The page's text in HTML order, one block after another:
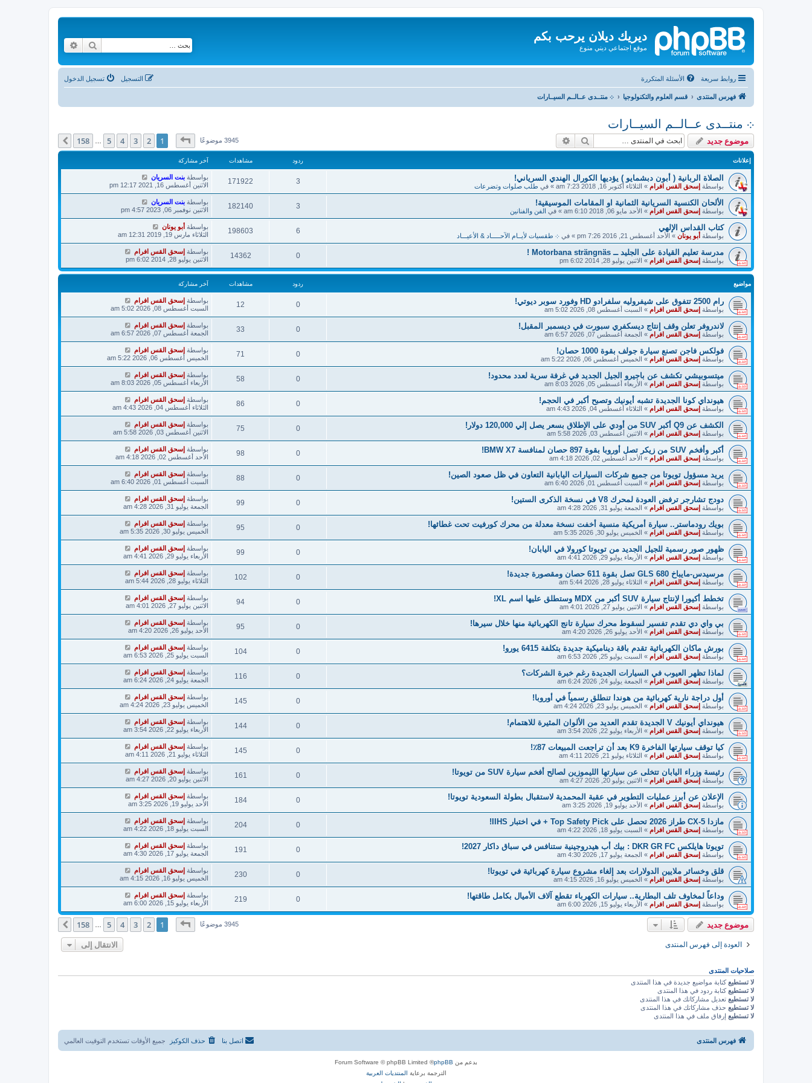
ديريك ديلان يرحب بكم
موقع اجتماعي ديني منوع بحث
روابط سريعة الأسئلة المتكررة تسجيل الدخول التسجيل
فهرس المنتدى قسم العلوم والتكنولوجيا ܀ منتــدى عــالــم السيــارات
܀ منتــدى عــالــم السيــارات
موضوع جديد بحث 3945 موضوعًاصفحة1من 158
1
2
3
4
5
158 التالي
إعلانات ردود مشاهدات آخر مشاركة
الصلاة الربانية ( أبون دبشمايو ) يؤديها الكورال الهندي السرياني!
بواسطة إسحق القس افرام » الثلاثاء أكتوبر 16, 2018 7:23 am » في طلب صلوات وتضرعات
3
171922 بواسطة بنت السريان
الاثنين أغسطس 16, 2021 12:17 pm
الألحان الكنسية السريانية الثمانية او المقامات الموسيقية!
بواسطة إسحق القس افرام » الأحد مايو 06, 2018 6:10 am » في الفن والفنانين
3
182140 بواسطة بنت السريان
الاثنين نوفمبر 06, 2023 4:57 pm
كتاب القداس الإلهي
بواسطة أبو يونان » الأحد أغسطس 21, 2016 7:26 pm » في ܀ طقسيات لأيــام الآحـــــاد & الأعيـــاد
6
198603 بواسطة أبو يونان
الثلاثاء مارس 19, 2019 12:31 am
مدرسة تعليم القيادة على الجليد ــ Motorbana strängnäs !
بواسطة إسحق القس افرام » الاثنين يوليو 28, 2014 6:02 pm
0
14362 بواسطة إسحق القس افرام
الاثنين يوليو 28, 2014 6:02 pm
مواضيع ردود مشاهدات آخر مشاركة
رام 2500 تتفوق على شيفروليه سلفرادو HD وفورد سوبر ديوتي!
بواسطة إسحق القس افرام » السبت أغسطس 08, 2026 5:02 am
0
12 بواسطة إسحق القس افرام
السبت أغسطس 08, 2026 5:02 am
لاندروفر تعلن وقف إنتاج ديسكفري سبورت في ديسمبر المقبل!
بواسطة إسحق القس افرام » الجمعة أغسطس 07, 2026 6:57 am
0
33 بواسطة إسحق القس افرام
الجمعة أغسطس 07, 2026 6:57 am
فولكس فاجن تصنع سيارة جولف بقوة 1000 حصان!
بواسطة إسحق القس افرام » الخميس أغسطس 06, 2026 5:22 am
0
71 بواسطة إسحق القس افرام
الخميس أغسطس 06, 2026 5:22 am
ميتسوبيشي تكشف عن باجيرو الجيل الجديد في غرفة سرية لعدد محدود!
بواسطة إسحق القس افرام » الأربعاء أغسطس 05, 2026 8:03 am
0
58 بواسطة إسحق القس افرام
الأربعاء أغسطس 05, 2026 8:03 am
هيونداي كونا الجديدة تشبه أيونيك وتصبح أكبر في الحجم!
بواسطة إسحق القس افرام » الثلاثاء أغسطس 04, 2026 4:43 am
0
86 بواسطة إسحق القس افرام
الثلاثاء أغسطس 04, 2026 4:43 am
الكشف عن Q9 أكبر SUV من أودي على الإطلاق بسعر يصل إلي 120,000 دولار!
بواسطة إسحق القس افرام » الاثنين أغسطس 03, 2026 5:58 am
0
75 بواسطة إسحق القس افرام
الاثنين أغسطس 03, 2026 5:58 am
أكبر وأفخم SUV من زيكر تصل أوروبا بقوة 897 حصان لمنافسة BMW X7!
بواسطة إسحق القس افرام » الأحد أغسطس 02, 2026 4:18 am
0
98 بواسطة إسحق القس افرام
الأحد أغسطس 02, 2026 4:18 am
يريد مسؤول تويوتا من جميع شركات السيارات اليابانية التعاون في ظل صعود الصين!
بواسطة إسحق القس افرام » السبت أغسطس 01, 2026 6:40 am
0
88 بواسطة إسحق القس افرام
السبت أغسطس 01, 2026 6:40 am
دودج تشارجر ترفض العودة لمحرك V8 في نسخة الذكرى الستين!
بواسطة إسحق القس افرام » الجمعة يوليو 31, 2026 4:28 am
0
99 بواسطة إسحق القس افرام
الجمعة يوليو 31, 2026 4:28 am
بويك رودماستر.. سيارة أمريكية منسية أخفت نسخة معدلة من محرك كورفيت تحت غطائها!
بواسطة إسحق القس افرام » الخميس يوليو 30, 2026 5:35 am
0
95 بواسطة إسحق القس افرام
الخميس يوليو 30, 2026 5:35 am
ظهور صور رسمية للجيل الجديد من تويوتا كورولا في اليابان!
بواسطة إسحق القس افرام » الأربعاء يوليو 29, 2026 4:41 am
0
99 بواسطة إسحق القس افرام
الأربعاء يوليو 29, 2026 4:41 am
مرسيدس-مايباخ GLS 680 تصل بقوة 611 حصان ومقصورة جديدة!
بواسطة إسحق القس افرام » الثلاثاء يوليو 28, 2026 5:44 am
0
102 بواسطة إسحق القس افرام
الثلاثاء يوليو 28, 2026 5:44 am
تخطط أكيورا لإنتاج سيارة SUV أكبر من MDX وستطلق عليها اسم XL!
بواسطة إسحق القس افرام » الاثنين يوليو 27, 2026 4:01 am
0
94 بواسطة إسحق القس افرام
الاثنين يوليو 27, 2026 4:01 am
بي واي دي تقدم تفسير لسقوط محرك سيارة تانج الكهربائية منها خلال سيرها!
بواسطة إسحق القس افرام » الأحد يوليو 26, 2026 4:20 am
0
95 بواسطة إسحق القس افرام
الأحد يوليو 26, 2026 4:20 am
بورش ماكان الكهربائية تقدم باقة ديناميكية جديدة بتكلفة 6415 يورو!
بواسطة إسحق القس افرام » السبت يوليو 25, 2026 6:53 am
0
104 بواسطة إسحق القس افرام
السبت يوليو 25, 2026 6:53 am
لماذا تظهر العيوب في السيارات الجديدة رغم خبرة الشركات؟
بواسطة إسحق القس افرام » الجمعة يوليو 24, 2026 6:24 am
0
116 بواسطة إسحق القس افرام
الجمعة يوليو 24, 2026 6:24 am
أول دراجة نارية كهربائية من هوندا تنطلق رسمياً في أوروبا!
بواسطة إسحق القس افرام » الخميس يوليو 23, 2026 4:24 am
0
145 بواسطة إسحق القس افرام
الخميس يوليو 23, 2026 4:24 am
هيونداي أيونيك V الجديدة تقدم العديد من الألوان المثيرة للاهتمام!
بواسطة إسحق القس افرام » الأربعاء يوليو 22, 2026 3:54 am
0
144 بواسطة إسحق القس افرام
الأربعاء يوليو 22, 2026 3:54 am
كيا توقف سيارتها الفاخرة K9 بعد أن تراجعت المبيعات 87٪!
بواسطة إسحق القس افرام » الثلاثاء يوليو 21, 2026 4:11 am
0
145 بواسطة إسحق القس افرام
الثلاثاء يوليو 21, 2026 4:11 am
رئيسة وزراء اليابان تتخلى عن سيارتها الليموزين لصالح أفخم سيارة SUV من تويوتا!
بواسطة إسحق القس افرام » الاثنين يوليو 20, 2026 4:27 am
0
161 بواسطة إسحق القس افرام
الاثنين يوليو 20, 2026 4:27 am
الإعلان عن أبرز عمليات التطوير في عقبة المحمدية لاستقبال بطولة السعودية تويوتا!
بواسطة إسحق القس افرام » الأحد يوليو 19, 2026 3:25 am
0
184 بواسطة إسحق القس افرام
الأحد يوليو 19, 2026 3:25 am
مازدا CX-5 طراز 2026 تحصل على Top Safety Pick + في اختبار IIHS!
بواسطة إسحق القس افرام » السبت يوليو 18, 2026 4:22 am
0
204 بواسطة إسحق القس افرام
السبت يوليو 18, 2026 4:22 am
تويوتا هايلكس DKR GR FC : بيك أب هيدروجينية ستنافس في سباق داكار 2027!
بواسطة إسحق القس افرام » الجمعة يوليو 17, 2026 4:30 am
0
191 بواسطة إسحق القس افرام
الجمعة يوليو 17, 2026 4:30 am
قلق وخسائر ملايين الدولارات بعد إلغاء مشروع سيارة كهربائية في تويوتا!
بواسطة إسحق القس افرام » الخميس يوليو 16, 2026 4:15 am
0
230 بواسطة إسحق القس افرام
الخميس يوليو 16, 2026 4:15 am
وداعاً لمخاوف تلف البطارية.. سيارات الكهرباء تقطع آلاف الأميال بكامل طاقتها!
بواسطة إسحق القس افرام » الأربعاء يوليو 15, 2026 6:00 am
0
219 بواسطة إسحق القس افرام
الأربعاء يوليو 15, 2026 6:00 am
موضوع جديد 3945 موضوعًاصفحة1من 158
1
2
3
4
5
158 التالي
العودة إلى فهرس المنتدى الانتقال إلى
صلاحيات المنتدى
لا تستطيع كتابة مواضيع جديدة في هذا المنتدى
لا تستطيع كتابة ردود في هذا المنتدى
لا تستطيع تعديل مشاركاتك في هذا المنتدى
لا تستطيع حذف مشاركاتك في هذا المنتدى
لا تستطيع إرفاق ملف في هذا المنتدى
فهرس المنتدى جميع الأوقات تستخدم التوقيت العالمي حذف الكوكيز اتصل بنا
بدعم من phpBB
® Forum Software © phpBB Limited
الترجمة برعاية المنتديات العربية